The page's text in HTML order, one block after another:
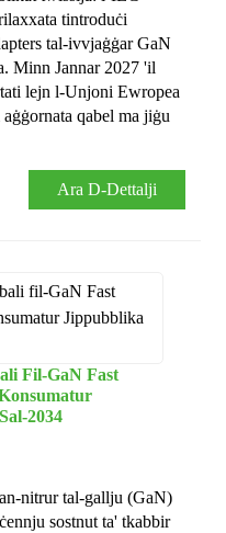
tintroduċi
tal-ivvjaġġar GaN
Minn Jannar 2027 'il
lejn l-Unjoni Ewropea
qabel ma jiġu
Ara D-Dettalji
Fil-GaN Fast
2034
nitrur tal-gallju (GaN)
sostnut ta' tkabbir